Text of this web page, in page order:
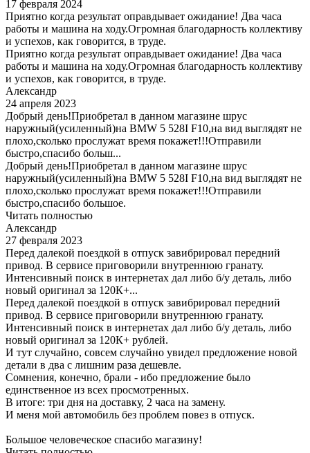
17 февраля 2024
Приятно когда результат оправдывает ожидание! Два часа
работы и машина на ходу.Огромная благодарность коллективу
и успехов, как говорится, в труде.
Приятно когда результат оправдывает ожидание! Два часа
работы и машина на ходу.Огромная благодарность коллективу
и успехов, как говорится, в труде.
Александр
24 апреля 2023
Добрый день!Приобретал в данном магазине шрус
наружный(усиленный)на BMW 5 528I F10,на вид выглядят не
плохо,сколько прослужат время покажет!!!Отправили
быстро,спасибо больш...
Добрый день!Приобретал в данном магазине шрус
наружный(усиленный)на BMW 5 528I F10,на вид выглядят не
плохо,сколько прослужат время покажет!!!Отправили
быстро,спасибо большое.
Читать полностью
Александр
27 февраля 2023
Перед далекой поездкой в отпуск завибрировал передний
привод. В сервисе приговорили внутреннюю гранату.
Интенсивный поиск в интернетах дал либо б/у деталь, либо
новый оригинал за 120К+...
Перед далекой поездкой в отпуск завибрировал передний
привод. В сервисе приговорили внутреннюю гранату.
Интенсивный поиск в интернетах дал либо б/у деталь, либо
новый оригинал за 120К+ рублей.
И тут случайно, совсем случайно увидел предложение новой
детали в два с лишним раза дешевле.
Сомнения, конечно, брали - ибо предложение было
единственное из всех просмотренных.
В итоге: три дня на доставку, 2 часа на замену.
И меня мой автомобиль без проблем повез в отпуск.
Большое человеческое спасибо магазину!